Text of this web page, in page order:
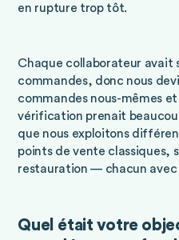
en rupture trop tôt.
Chaque collaborateur avait
commandes, donc nous
commandes nous-mêmes
vérification prenait
que nous exploitons
points de vente classiques,
restauration — chacun avec
Quel était votre